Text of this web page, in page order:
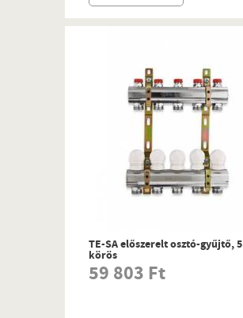
TE-SA előszerelt osztó-gyűjtő, 5
körös
59 803 Ft